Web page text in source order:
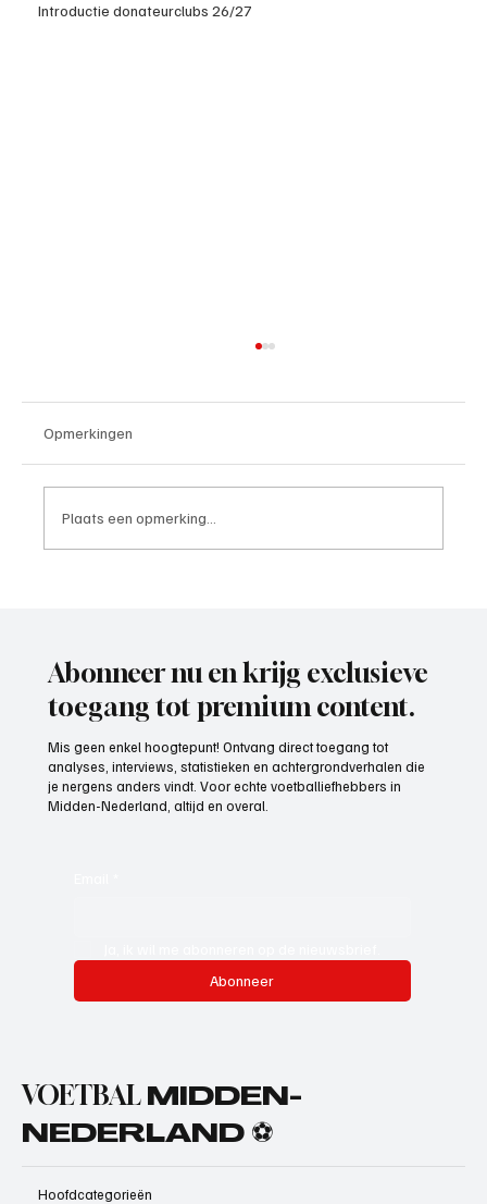
Introductie donateurclubs 26/27
Opmerkingen
Plaats een opmerking...
Abonneer nu en krijg exclusieve
toegang tot premium content.
Mis geen enkel hoogtepunt! Ontvang direct toegang tot
analyses, interviews, statistieken en achtergrondverhalen die
je nergens anders vindt. Voor echte voetballiefhebbers in
Midden-Nederland, altijd en overal.
Abonneer
VOETBAL MIDDEN-
NEDERLAND ⚽
Hoofdcategorieën